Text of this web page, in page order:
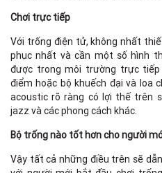
Chơi trực tiếp
Với trống điện tử, không nhất
phục nhất và cần một số hình
được trong môi trường trực
điểm hoặc bộ khuếch đại và loa
acoustic rõ ràng có lợi thế trên
jazz và các phong cách khác.
Bộ trống nào tốt hơn cho người
Vậy tất cả những điều trên sẽ